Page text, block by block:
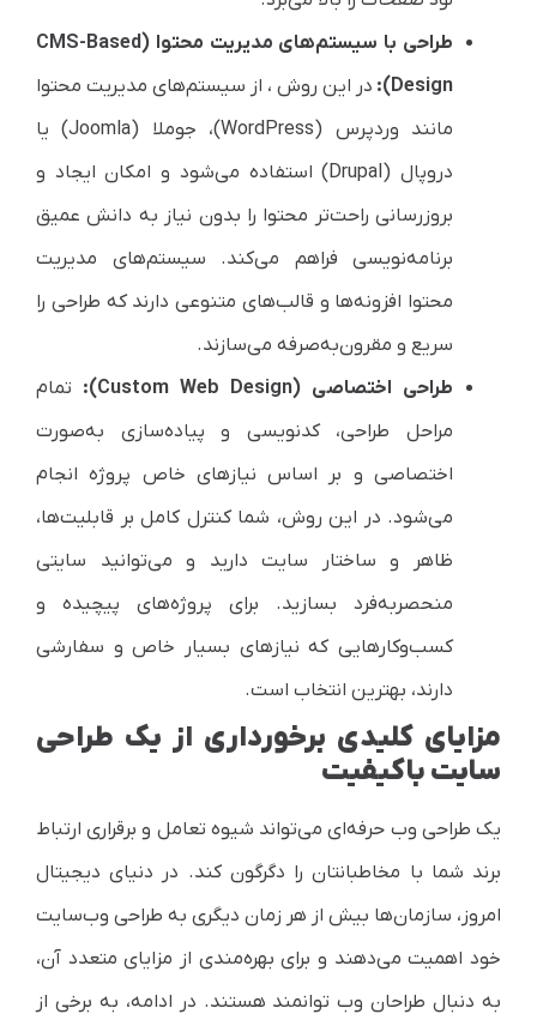
طراحی با سیستم‌های مدیریت محتوا (CMS-Based
Design):
در این روش ، از سیستم‌های مدیریت محتوا
مانند وردپرس (WordPress)، جوملا (Joomla) یا
دروپال (Drupal) استفاده می‌شود و امکان ایجاد و
بروزرسانی راحت‌تر محتوا را بدون نیاز به دانش عمیق
برنامه‌نویسی فراهم می‌کند. سیستم‌های مدیریت
محتوا افزونه‌ها و قالب‌های متنوعی دارند که طراحی را
سریع و مقرون‌به‌صرفه می‌سازند.
طراحی اختصاصی (Custom Web Design):
تمام
مراحل طراحی، کدنویسی و پیاده‌سازی به‌صورت
اختصاصی و بر اساس نیازهای خاص پروژه انجام
می‌شود. در این روش، شما کنترل کامل بر قابلیت‌ها،
ظاهر و ساختار سایت دارید و می‌توانید سایتی
منحصربه‌فرد بسازید. برای پروژه‌های پیچیده و
کسب‌وکارهایی که نیازهای بسیار خاص و سفارشی
دارند، بهترین انتخاب است.
مزایای کلیدی برخورداری از یک طراحی
سایت باکیفیت
یک طراحی وب حرفه‌ای می‌تواند شیوه تعامل و برقراری ارتباط
برند شما با مخاطبانتان را دگرگون کند. در دنیای دیجیتال
امروز، سازمان‌ها بیش از هر زمان دیگری به طراحی وب‌سایت
خود اهمیت می‌دهند و برای بهره‌مندی از مزایای متعدد آن،
به دنبال طراحان وب توانمند هستند. در ادامه، به برخی از